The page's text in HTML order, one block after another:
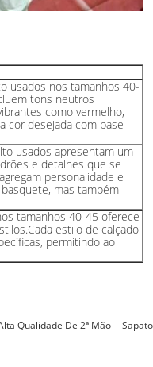
usados ​​nos tamanhos 40-
tons neutros
como vermelho,
cor desejada com base
usados ​​apresentam um
e detalhes que se
personalidade e
mas também
tamanhos 40-45 oferece
estilo de calçado
permitindo ao
Qualidade De 2ª Mão